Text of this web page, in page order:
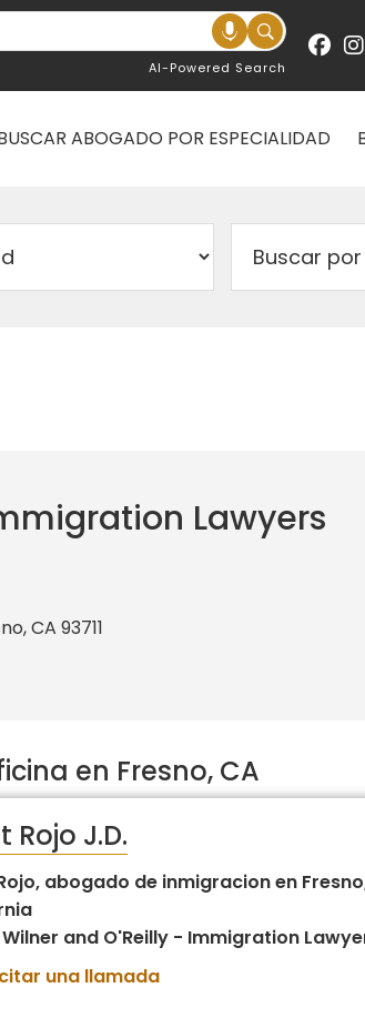
AI-Powered Search
ABOGADO POR ESPECIALIDAD
Lawyers
CA 93711
en Fresno, CA
Rojo J.D.
abogado de inmigracion en
and O'Reilly - Immigration
una llamada